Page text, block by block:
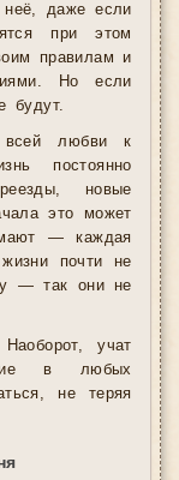
неё, даже если
при этом
правилам и
Но если
будут.
всей любви к
постоянно
новые
это может
— каждая
почти не
— так они не
учат
в любых
не теряя